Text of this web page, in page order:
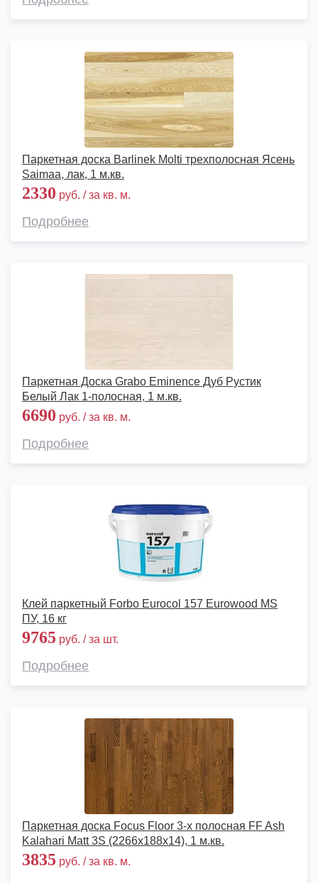
Паркетная доска Barlinek Molti трехполосная Ясень
Saimaa, лак, 1 м.кв.
2330 руб. / за кв. м.
Подробнее
Паркетная Доска Grabo Eminence Дуб Рустик
Белый Лак 1-полосная, 1 м.кв.
6690 руб. / за кв. м.
Подробнее
Клей паркетный Forbo Eurocol 157 Eurowood MS
ПУ, 16 кг
9765 руб. / за шт.
Подробнее
Паркетная доска Focus Floor 3-х полосная FF Ash
Kalahari Matt 3S (2266х188х14), 1 м.кв.
3835 руб. / за кв. м.